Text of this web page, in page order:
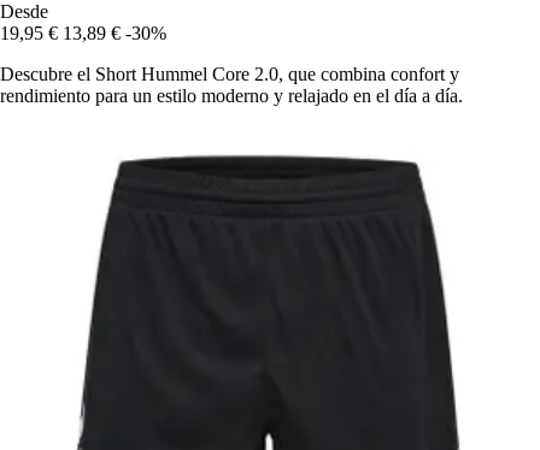
Desde
19,95 € 13,89 € -30%
Descubre el Short Hummel Core 2.0, que combina confort y
rendimiento para un estilo moderno y relajado en el día a día.